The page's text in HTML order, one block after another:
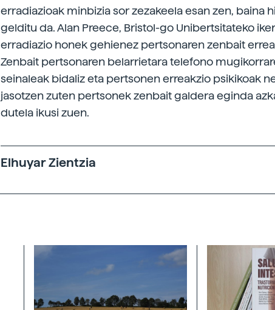
erradiazioak minbizia sor zezakeela esan zen, baina
gelditu da. Alan Preece, Bristol-go Unibertsitateko
erradiazio honek gehienez pertsonaren zenbait
Zenbait pertsonaren belarrietara telefono
seinaleak bidaliz eta pertsonen erreakzio psikikoak
jasotzen zuten pertsonek zenbait galdera eginda
dutela ikusi zuen.
Elhuyar Zientzia